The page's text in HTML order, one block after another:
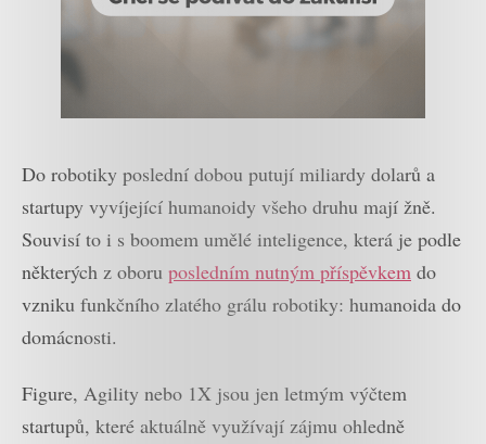
Do robotiky poslední dobou putují miliardy dolarů a
startupy vyvíjející humanoidy všeho druhu mají žně.
Souvisí to i s boomem umělé inteligence, která je podle
některých z oboru posledním nutným příspěvkem do
vzniku funkčního zlatého grálu robotiky: humanoida do
domácnosti.
Figure, Agility nebo 1X jsou jen letmým výčtem
startupů, které aktuálně využívají zájmu ohledně